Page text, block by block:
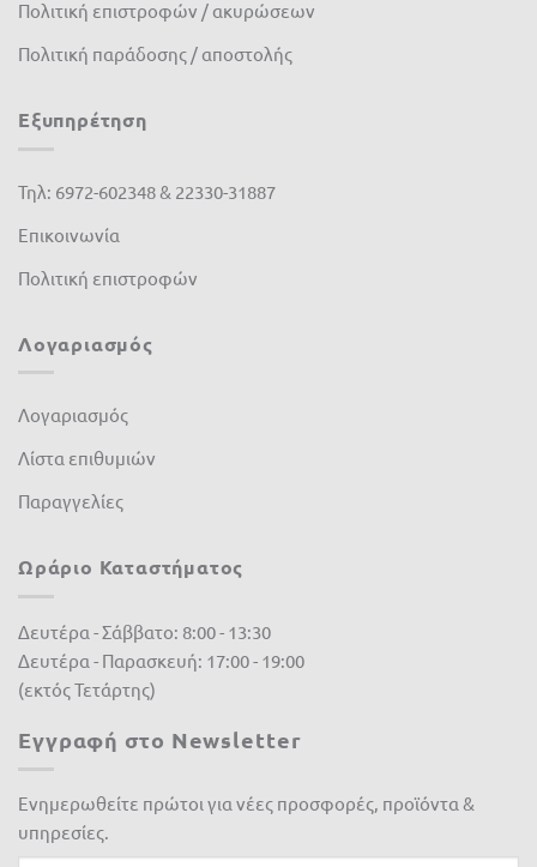
Πολιτική επιστροφών / ακυρώσεων
Πολιτική παράδοσης / αποστολής
Εξυπηρέτηση
Τηλ: 6972-602348 & 22330-31887
Επικοινωνία
Πολιτική επιστροφών
Λογαριασμός
Λογαριασμός
Λίστα επιθυμιών
Παραγγελίες
Ωράριο Καταστήματος
Δευτέρα - Σάββατο: 8:00 - 13:30
Δευτέρα - Παρασκευή: 17:00 - 19:00
(εκτός Τετάρτης)
Εγγραφή στο Newsletter
Ενημερωθείτε πρώτοι για νέες προσφορές, προϊόντα &
υπηρεσίες.